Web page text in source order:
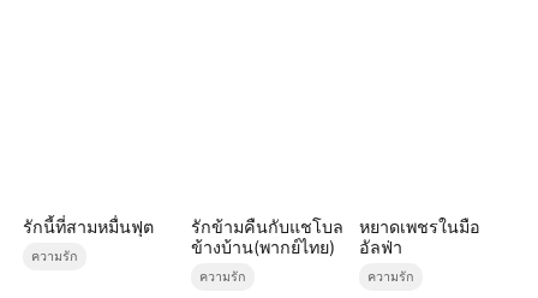
รักนี้ที่สามหมื่นฟุต
ความรัก
รักข้ามคืนกับแชโบล
ข้างบ้าน(พากย์ไทย)
ความรัก
หยาดเพชรในมือ
อัลฟ่า
ความรัก